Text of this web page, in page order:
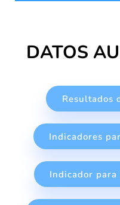
DATOS
Resultados
Indicadores
Indicador